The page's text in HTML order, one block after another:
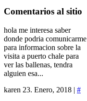
Comentarios al sitio
hola me interesa saber
donde podria comunicarme
para informacion sobre la
visita a puerto chale para
ver las ballenas, tendra
alguien esa...
karen 23. Enero, 2018 | #